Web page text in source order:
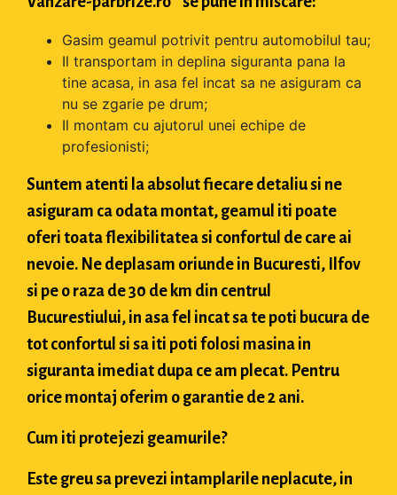
Gasim geamul potrivit pentru automobilul tau;
Il transportam in deplina siguranta pana la
tine acasa, in asa fel incat sa ne asiguram ca
nu se zgarie pe drum;
Il montam cu ajutorul unei echipe de
profesionisti;
Suntem atenti la absolut fiecare detaliu si ne
asiguram ca odata montat, geamul iti poate
oferi toata flexibilitatea si confortul de care ai
nevoie. Ne deplasam oriunde in Bucuresti, Ilfov
si pe o raza de 30 de km din centrul
Bucurestiului, in asa fel incat sa te poti bucura de
tot confortul si sa iti poti folosi masina in
siguranta imediat dupa ce am plecat. Pentru
orice montaj oferim o garantie de 2 ani.
Cum iti protejezi geamurile?
Este greu sa prevezi intamplarile neplacute, in